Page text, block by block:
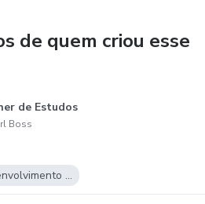
de quem criou esse
de Estudos
Boss
Desenvolvimento Pessoal